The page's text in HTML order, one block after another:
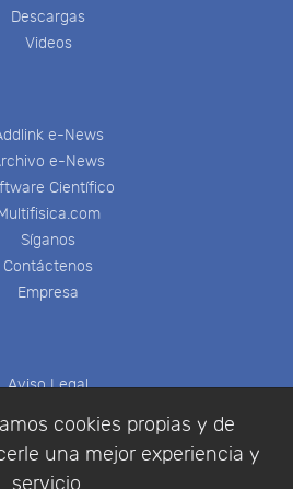
cookies propias y de
una mejor experiencia y
servicio.
Descargas
Videos
e-News
e-News
Científico
Síganos
Contáctenos
Empresa
Aviso Legal
de Privacidad
de compra